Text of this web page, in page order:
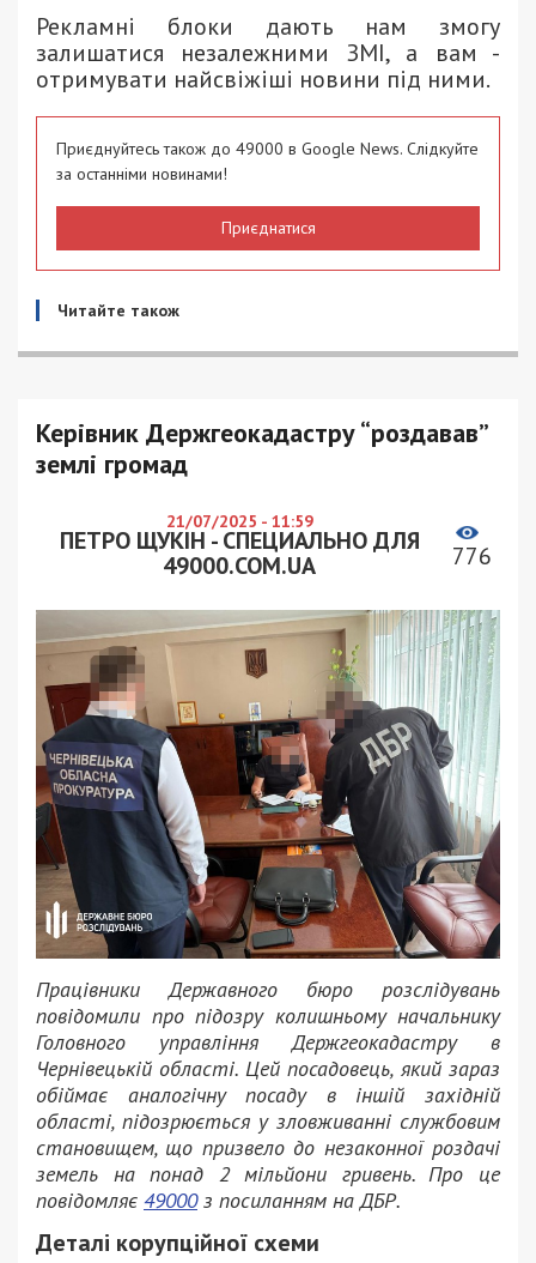
Рекламні блоки дають нам змогу
залишатися незалежними ЗМІ, а вам -
отримувати найсвіжіші новини під ними.
Приєднуйтесь також до 49000 в Google News. Слідкуйте
за останніми новинами!
Приєднатися
Читайте також
Керівник Держгеокадастру “роздавав”
землі громад
21/07/2025 - 11:59
ПЕТРО ЩУКІН - СПЕЦИАЛЬНО ДЛЯ
49000.COM.UA
776
Працівники Державного бюро розслідувань
повідомили про підозру колишньому начальнику
Головного управління Держгеокадастру в
Чернівецькій області. Цей посадовець, який зараз
обіймає аналогічну посаду в іншій західній
області, підозрюється у зловживанні службовим
становищем, що призвело до незаконної роздачі
земель на понад 2 мільйони гривень. Про це
повідомляє 49000з посиланням на ДБР.
Деталі корупційної схеми